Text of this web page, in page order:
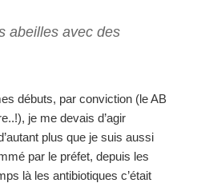
abeilles avec des
débuts, par conviction (le AB
je me devais d’agir
plus que je suis aussi
par le préfet, depuis les
là les antibiotiques c’était